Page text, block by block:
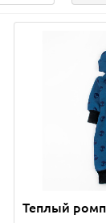
Теплый